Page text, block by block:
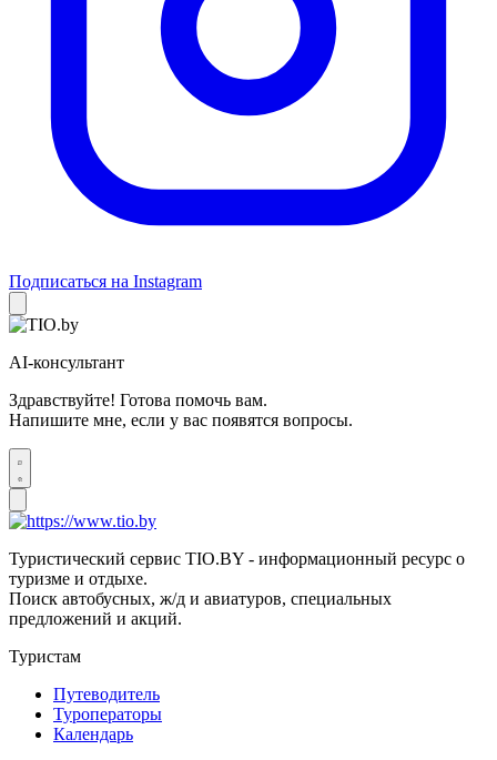
Подписаться на Instagram
AI-консультант
Здравствуйте! Готова помочь вам.
Напишите мне, если у вас появятся вопросы.
Туристический сервис TIO.BY - информационный ресурс о
туризме и отдыхе.
Поиск автобусных, ж/д и авиатуров, специальных
предложений и акций.
Туристам
Путеводитель
Туроператоры
Календарь